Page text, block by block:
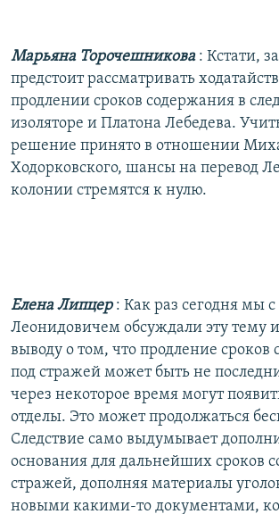
Марьяна Торочешникова : Кстати,
предстоит рассматривать
продлении сроков содержания в
изоляторе и Платона Лебедева.
решение принято в отношении
Ходорковского, шансы на перевод
колонии стремятся к нулю.
Елена Липцер: Как раз сегодня мы
Леонидовичем обсуждали эту тему
выводу о том, что продление сроков
под стражей может быть не
через некоторое время могут
отделы. Это может продолжаться
Следствие само выдумывает
основания для дальнейших сроков
стражей, дополняя материалы
новыми какими-то документами,